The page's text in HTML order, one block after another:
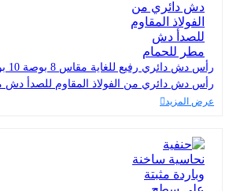
رأس دش دائري من الفولاذ المقاوم للصدأ دش
عرض المزيد